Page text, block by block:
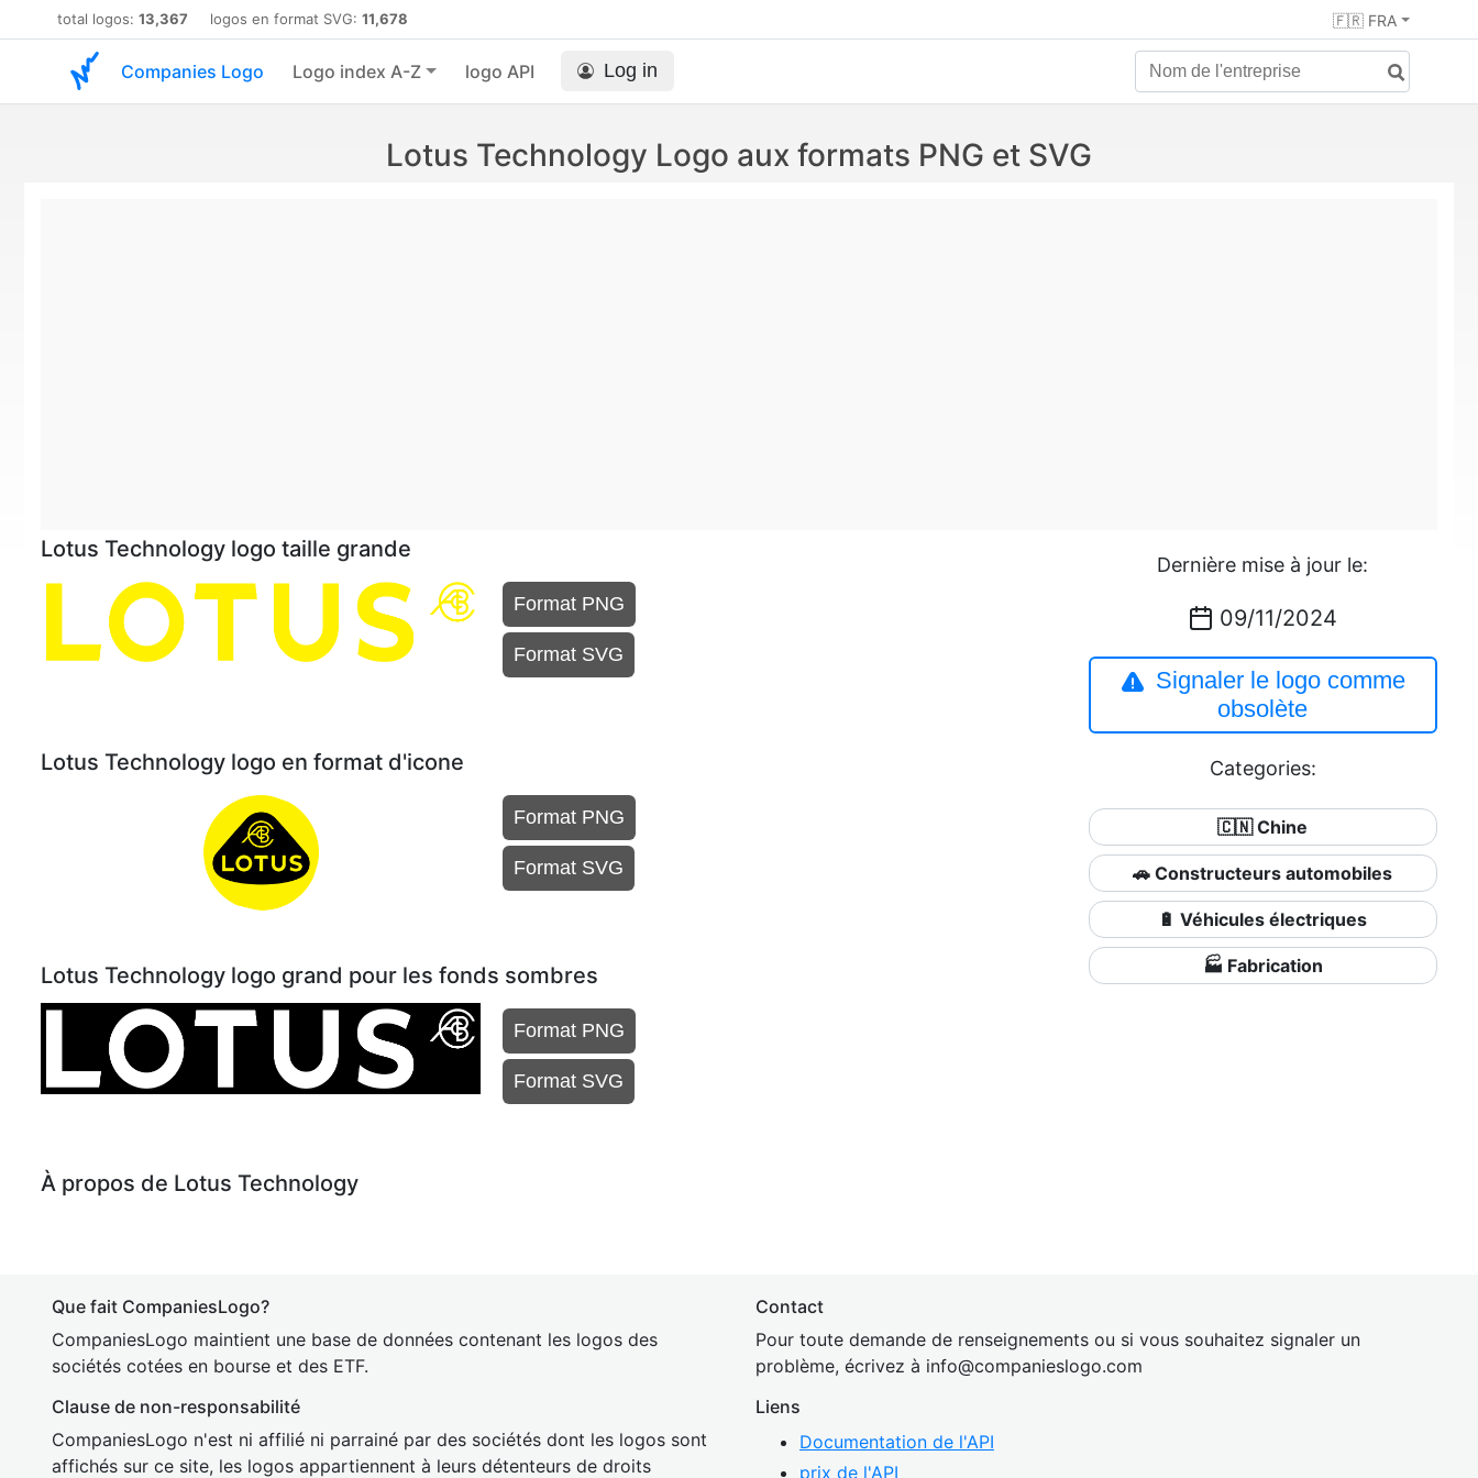
total logos: 13,367 logos en format SVG: 11,678 🇫🇷 FRA
Companies Logo Logo index A-Z logo API Log in
Lotus Technology Logo aux formats PNG et SVG
Lotus Technology logo taille grande
Format PNG
Format SVG
Lotus Technology logo en format d'icone
Format PNG
Format SVG
Lotus Technology logo grand pour les fonds sombres
Format PNG
Format SVG
À propos de Lotus Technology
Dernière mise à jour le:
09/11/2024
Signaler le logo comme
obsolète
Categories:
🇨🇳 Chine
🚗 Constructeurs automobiles
🔋 Véhicules électriques
🏭 Fabrication
Que fait CompaniesLogo?
CompaniesLogo maintient une base de données contenant les logos des
sociétés cotées en bourse et des ETF.
Clause de non-responsabilité
CompaniesLogo n'est ni affilié ni parrainé par des sociétés dont les logos sont
affichés sur ce site, les logos appartiennent à leurs détenteurs de droits
Contact
Pour toute demande de renseignements ou si vous souhaitez signaler un
problème, écrivez à info@companieslogo.com
Liens
Documentation de l'API
prix de l'API